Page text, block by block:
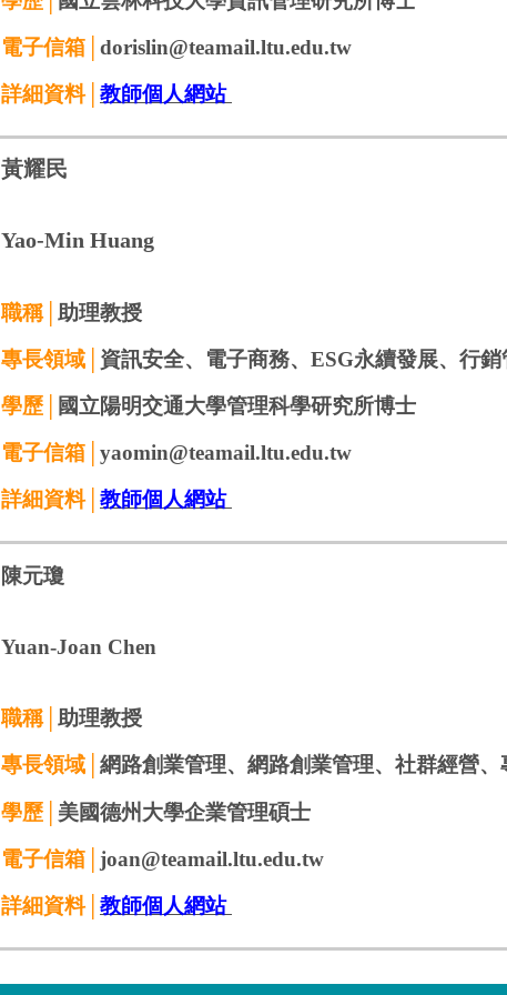
電子信箱│ dorislin@teamail.ltu.edu.tw
詳細資料│ 教師個人網站
黃耀民
Yao-Min Huang
職稱│ 助理教授
專長領域│ 資訊安全、 電子商務、ESG永續發展、行銷
學歷│
國立陽明交通大學管理科學研究所博士
電子信箱│ yaomin@teamail.ltu.edu.tw
詳細資料│ 教師個人網站
陳元瓊
Yuan-Joan Chen
職稱│ 助理教授
專長領域│ 網路創業管理、 網路創業管理、社群經營
學歷│ 美國德州大學企業管理碩士
電子信箱│ joan@teamail.ltu.edu.tw
詳細資料│ 教師個人網站